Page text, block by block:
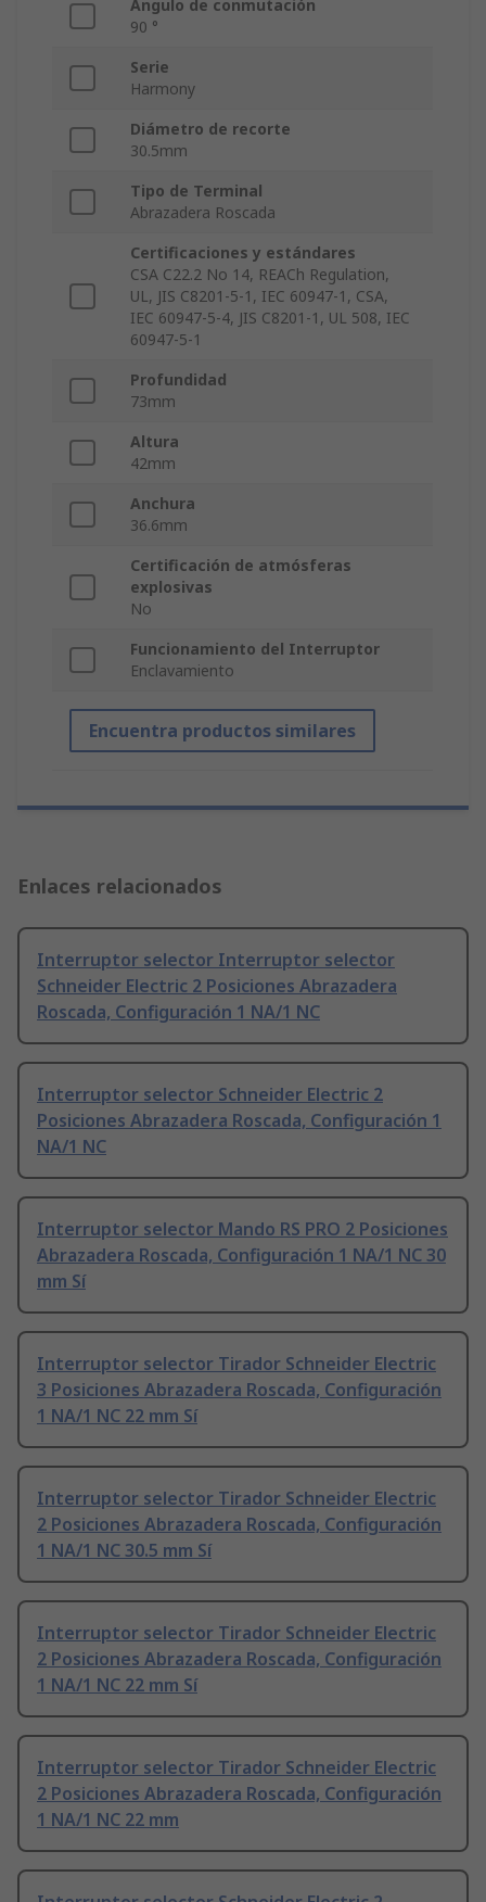
Ángulo de conmutación
90 °
Serie
Harmony
Diámetro de recorte
30.5mm
Tipo de Terminal
Abrazadera Roscada
Certificaciones y estándares
CSA C22.2 No 14, REACh Regulation,
UL, JIS C8201-5-1, IEC 60947-1, CSA,
IEC 60947-5-4, JIS C8201-1, UL 508, IEC
60947-5-1
Profundidad
73mm
Altura
42mm
Anchura
36.6mm
Certificación de atmósferas
explosivas
No
Funcionamiento del Interruptor
Enclavamiento
Encuentra productos similares
Enlaces relacionados
Interruptor selector Interruptor selector
Schneider Electric 2 Posiciones Abrazadera
Roscada, Configuración 1 NA/1 NC
Interruptor selector Schneider Electric 2
Posiciones Abrazadera Roscada, Configuración 1
NA/1 NC
Interruptor selector Mando RS PRO 2 Posiciones
Abrazadera Roscada, Configuración 1 NA/1 NC 30
mm Sí
Interruptor selector Tirador Schneider Electric
3 Posiciones Abrazadera Roscada, Configuración
1 NA/1 NC 22 mm Sí
Interruptor selector Tirador Schneider Electric
2 Posiciones Abrazadera Roscada, Configuración
1 NA/1 NC 30.5 mm Sí
Interruptor selector Tirador Schneider Electric
2 Posiciones Abrazadera Roscada, Configuración
1 NA/1 NC 22 mm Sí
Interruptor selector Tirador Schneider Electric
2 Posiciones Abrazadera Roscada, Configuración
1 NA/1 NC 22 mm